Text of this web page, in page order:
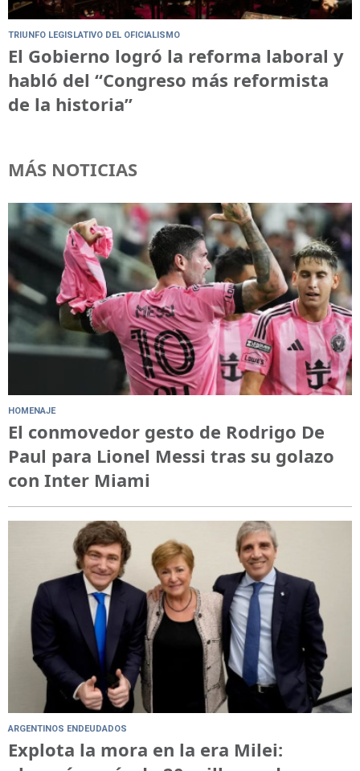
TRIUNFO LEGISLATIVO DEL OFICIALISMO
El Gobierno logró la reforma laboral y
habló del “Congreso más reformista
de la historia”
MÁS NOTICIAS
HOMENAJE
El conmovedor gesto de Rodrigo De
Paul para Lionel Messi tras su golazo
con Inter Miami
ARGENTINOS ENDEUDADOS
Explota la mora en la era Milei: